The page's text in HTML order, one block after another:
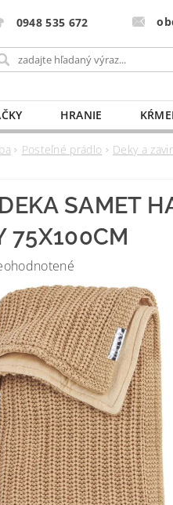
0948 535 672
HRANIE
MLIEKO A VÝŽIVA
Posteľné prádlo Deky a
SAMET
75X100CM